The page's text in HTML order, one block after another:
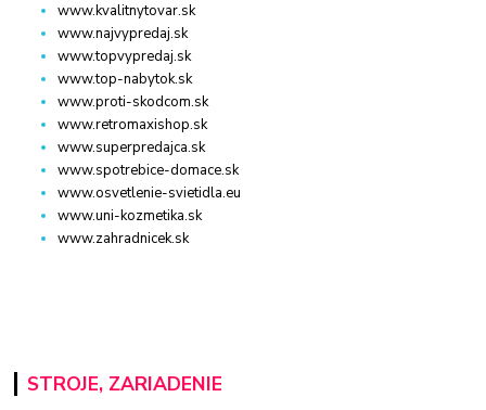
www.kvalitnytovar.sk
www.najvypredaj.sk
www.topvypredaj.sk
www.top-nabytok.sk
www.proti-skodcom.sk
www.retromaxishop.sk
www.superpredajca.sk
www.spotrebice-domace.sk
www.osvetlenie-svietidla.eu
www.uni-kozmetika.sk
www.zahradnicek.sk
STROJE, ZARIADENIE